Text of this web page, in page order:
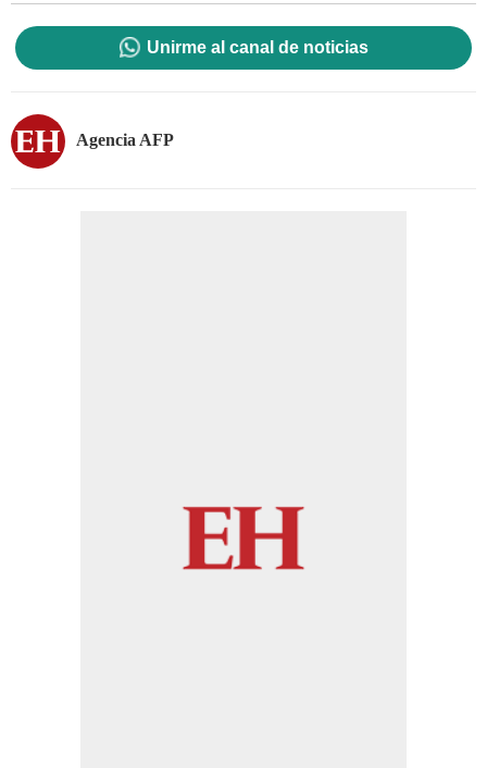
Unirme al canal de noticias
Agencia AFP